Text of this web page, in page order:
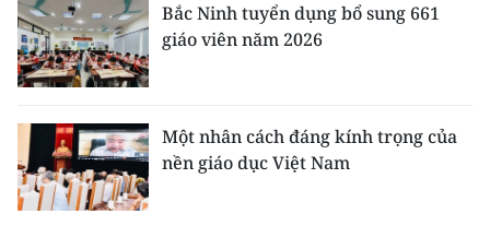
Bắc Ninh tuyển dụng bổ sung 661
giáo viên năm 2026
Một nhân cách đáng kính trọng của
nền giáo dục Việt Nam